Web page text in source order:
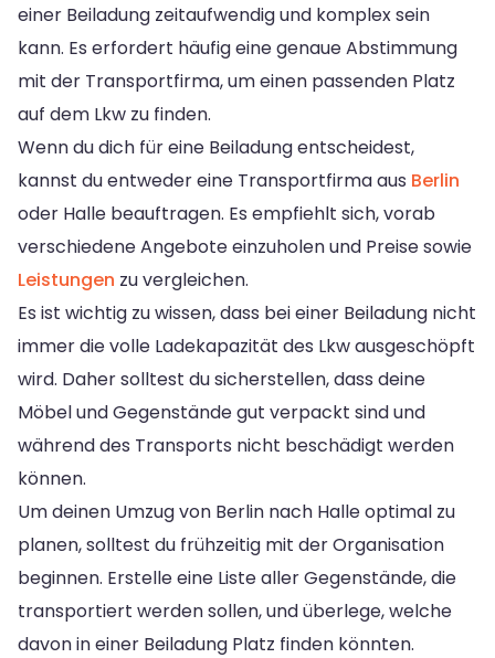
einer Beiladung zeitaufwendig und komplex sein
kann. Es erfordert häufig eine genaue Abstimmung
mit der Transportfirma, um einen passenden Platz
auf dem Lkw zu finden.
Wenn du dich für eine Beiladung entscheidest,
kannst du entweder eine Transportfirma aus Berlin
oder Halle beauftragen. Es empfiehlt sich, vorab
verschiedene Angebote einzuholen und Preise sowie
Leistungen zu vergleichen.
Es ist wichtig zu wissen, dass bei einer Beiladung nicht
immer die volle Ladekapazität des Lkw ausgeschöpft
wird. Daher solltest du sicherstellen, dass deine
Möbel und Gegenstände gut verpackt sind und
während des Transports nicht beschädigt werden
können.
Um deinen Umzug von Berlin nach Halle optimal zu
planen, solltest du frühzeitig mit der Organisation
beginnen. Erstelle eine Liste aller Gegenstände, die
transportiert werden sollen, und überlege, welche
davon in einer Beiladung Platz finden könnten.